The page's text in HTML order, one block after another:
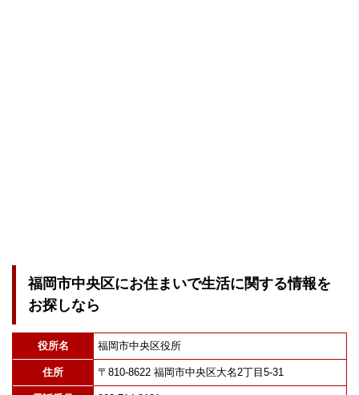
福岡市中央区にお住まいで生活に関する情報を
お探しなら
役所名 福岡市中央区役所
住所 〒810-8622 福岡市中央区大名2丁目5-31